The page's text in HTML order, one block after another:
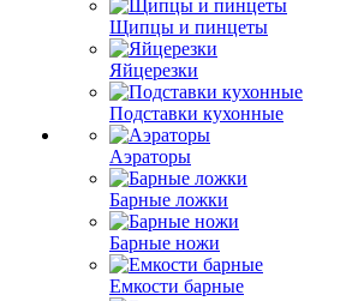
Щипцы и пинцеты
Яйцерезки
Подставки кухонные
Аэраторы
Барные ложки
Барные ножи
Емкости барные